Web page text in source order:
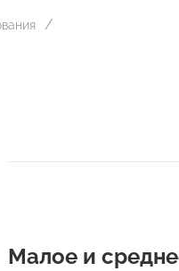
Малое и